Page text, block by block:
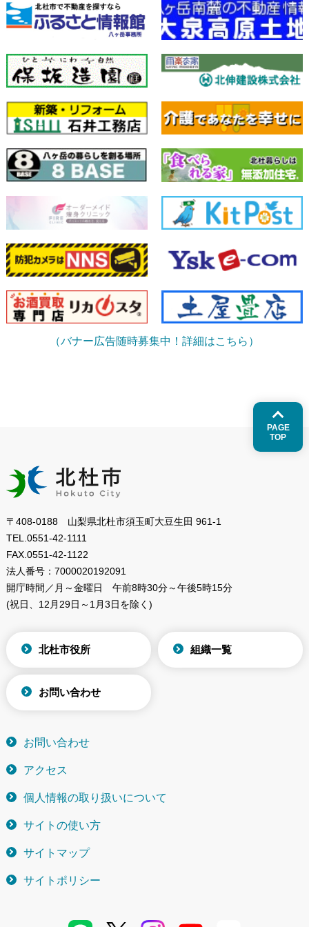
（バナー広告随時募集中！詳細はこちら）
PAGE
TOP
〒408-0188 山梨県北杜市須玉町大豆生田 961-1
TEL. 0551-42-1111
FAX. 0551-42-1122
法人番号： 7000020192091
開庁時間／月～金曜日
午前8時30分～午後5時15分
(祝日、12月29日～1月3日を除く)
北杜市役所 組織一覧
お問い合わせ
お問い合わせ
アクセス
個人情報の取り扱いについて
サイトの使い方
サイトマップ
サイトポリシー